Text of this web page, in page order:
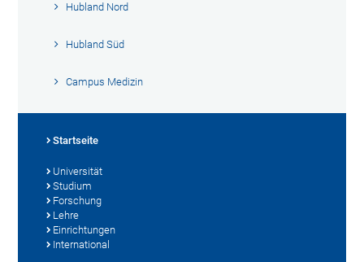
Hubland Nord
Hubland Süd
Campus Medizin
Startseite
Universität
Studium
Forschung
Lehre
Einrichtungen
International